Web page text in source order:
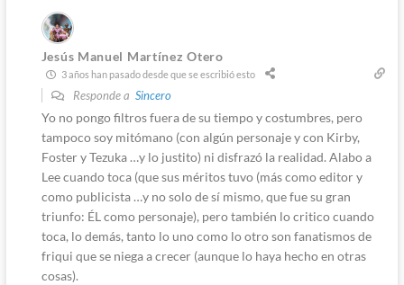
Jesús Manuel Martínez Otero
3 años han pasado desde que se escribió esto
Responde a Sincero
Yo no pongo filtros fuera de su tiempo y costumbres, pero
tampoco soy mitómano (con algún personaje y con Kirby,
Foster y Tezuka …y lo justito) ni disfrazó la realidad. Alabo a
Lee cuando toca (que sus méritos tuvo (más como editor y
como publicista …y no solo de sí mismo, que fue su gran
triunfo: ÉL como personaje), pero también lo critico cuando
toca, lo demás, tanto lo uno como lo otro son fanatismos de
friqui que se niega a crecer (aunque lo haya hecho en otras
cosas).